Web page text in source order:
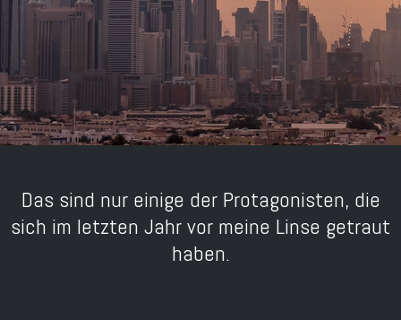
Das sind nur einige der Protagonisten, die
sich im letzten Jahr vor meine Linse getraut
haben.